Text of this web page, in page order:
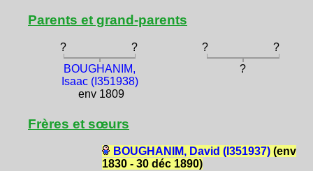
Parents et grand-parents
? ? ?
?
BOUGHANIM,
Isaac (I351938)
env 1809
?
Frères et sœurs
BOUGHANIM, David (I351937)(env
1830 - 30 déc 1890)